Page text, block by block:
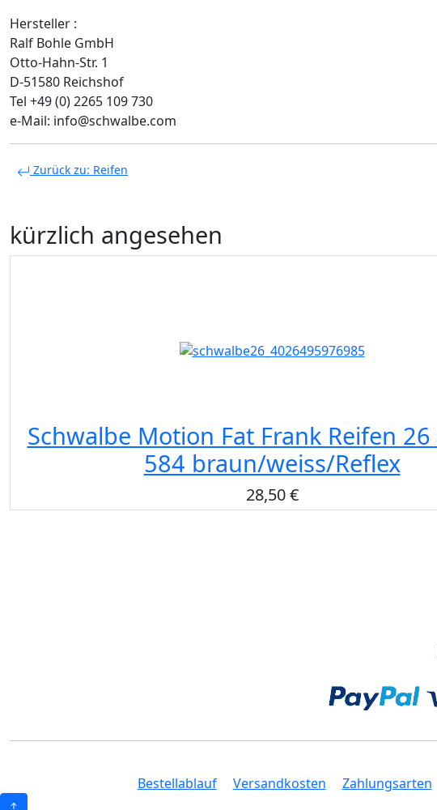
Hersteller :
Ralf Bohle GmbH
Otto-Hahn-Str. 1
D-51580 Reichshof
Tel +49 (0) 2265 109 730
e-Mail: info@schwalbe.com
Zurück zu: Reifen
kürzlich angesehen
Schwalbe Motion Fat Frank Reifen
584 braun/weiss/Reflex
28,50 €
Bestellablauf Versandkosten Zahlungsarten